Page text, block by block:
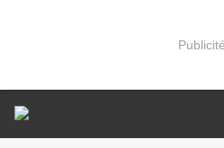
Publicité